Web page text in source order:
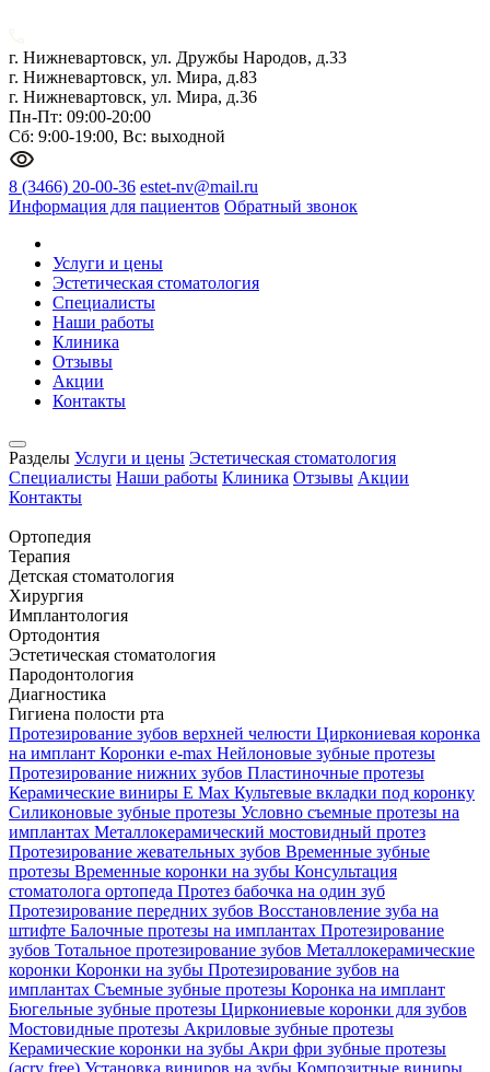
г. Нижневартовск, ул. Дружбы Народов, д.33
г. Нижневартовск, ул. Мира, д.83
г. Нижневартовск, ул. Мира, д.36
Пн-Пт: 09:00-20:00
Сб: 9:00-19:00, Вс: выходной
8 (3466) 20-00-36 estet-nv@mail.ru
Информация для пациентов Обратный звонок
Услуги и цены
Эстетическая стоматология
Специалисты
Наши работы
Клиника
Отзывы
Акции
Контакты
Разделы Услуги и цены Эстетическая стоматология
Специалисты Наши работы Клиника Отзывы Акции
Контакты
Ортопедия
Терапия
Детская стоматология
Хирургия
Имплантология
Ортодонтия
Эстетическая стоматология
Пародонтология
Диагностика
Гигиена полости рта
Протезирование зубов верхней челюсти Циркониевая коронка
на имплант Коронки e-max Нейлоновые зубные протезы
Протезирование нижних зубов Пластиночные протезы
Керамические виниры E Max Культевые вкладки под коронку
Силиконовые зубные протезы Условно съемные протезы на
имплантах Металлокерамический мостовидный протез
Протезирование жевательных зубов Временные зубные
протезы Временные коронки на зубы Консультация
стоматолога ортопеда Протез бабочка на один зуб
Протезирование передних зубов Восстановление зуба на
штифте Балочные протезы на имплантах Протезирование
зубов Тотальное протезирование зубов Металлокерамические
коронки Коронки на зубы Протезирование зубов на
имплантах Съемные зубные протезы Коронка на имплант
Бюгельные зубные протезы Циркониевые коронки для зубов
Мостовидные протезы Акриловые зубные протезы
Керамические коронки на зубы Акри фри зубные протезы
(acry free) Установка виниров на зубы Композитные виниры